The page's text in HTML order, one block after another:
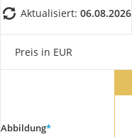
Aktualisiert: 06.08.2026
Preis in EUR
Abbildung*